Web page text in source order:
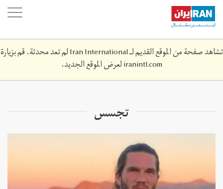
Skip
main
content
تشاهد صفحة من الموقع القديم لـ Iran International لم تعد محدثة. قم بزيارة
iranintl.comلعرض الموقع الجديد.
تجسس